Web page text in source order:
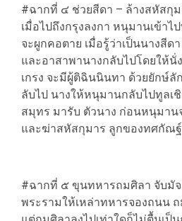
#ฉากที่ ๔ ช่วยสีดา – ล้างสหัสกุม
เมื่อไปถึงกรุงลงกา หนุมานเข้า
จะผูกคอตาย เมื่อรู้ว่าเป็นนางสีด
และอาสาพานางกลับไปโดยให้นั่
เกรง จะมีผู้ติฉินนินทา ด้วยยักษ์ลั
ลับไป นางให้หนุมานกลับไปทูลเ
สมุทร มารับ ตัวนาง ก่อนหนุมาน
และฆ่าสหัสกุมาร ลูกของทศกัณ
#ฉากที่ ๕ ขุนทหารถมศิลา จับมั
พระรามให้เหล่าทหารจองถนน